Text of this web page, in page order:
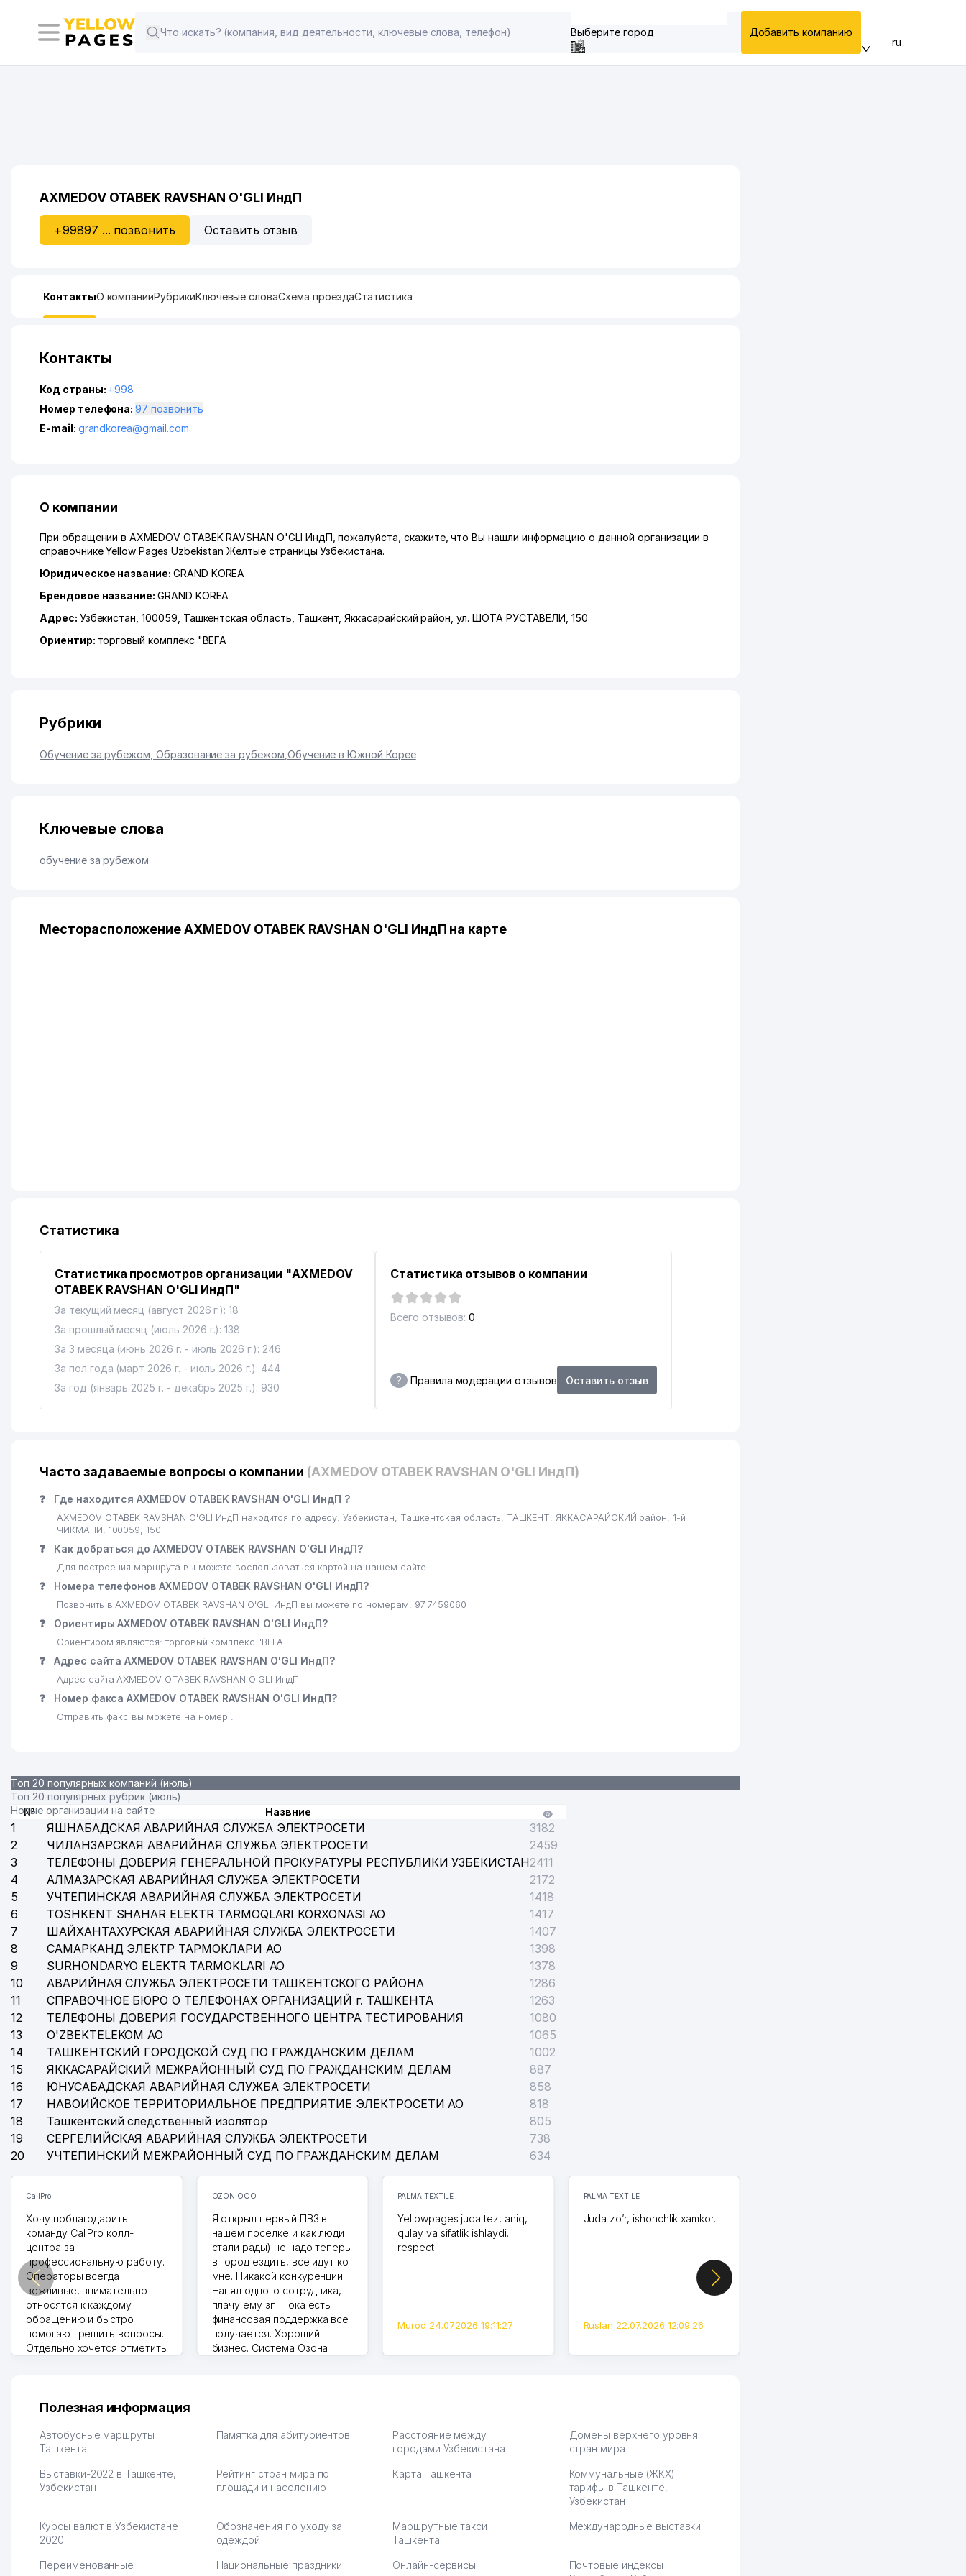
Выберите город Добавить компанию
ru
AXMEDOV OTABEK RAVSHAN O'GLI ИндП
+99897 ... позвонить Оставить отзыв
КонтактыО компанииРубрикиКлючевые словаСхема проездаСтатистика
Контакты
Код страны: +998
Номер телефона:
97 позвонить
E-mail: grandkorea@gmail.com
О компании
При обращении в AXMEDOV OTABEK RAVSHAN O'GLI ИндП, пожалуйста, скажите, что Вы нашли информацию о данной организации в
справочнике Yellow Pages Uzbekistan Желтые страницы Узбекистана.
Юридическое название: GRAND KOREA
Брендовое название: GRAND KOREA
Адрес: Узбекистан, 100059, Ташкентская область Ташкент ,Яккасарайский район ,ул. ШОТА РУСТАВЕЛИ , 150
Ориентир: торговый комплекс "ВЕГА
Рубрики
Обучение за рубежом, Образование за рубежом Обучение в Южной Корее
Ключевые слова
обучение за рубежом
Месторасположение AXMEDOV OTABEK RAVSHAN O'GLI ИндП на карте
Статистика
Статистика просмотров организации "AXMEDOV
OTABEK RAVSHAN O'GLI ИндП"
За текущий месяц (август 2026 г.): 18
За прошлый месяц (июль 2026 г.): 138
За 3 месяца (июнь 2026 г. - июль 2026 г.): 246
За пол года (март 2026 г. - июль 2026 г.): 444
За год (январь 2025 г. - декабрь 2025 г.): 930
Статистика отзывов о компании
Всего отзывов: 0
? Правила модерации отзывов Оставить отзыв
Часто задаваемые вопросы о компании (AXMEDOV OTABEK RAVSHAN O'GLI ИндП)
❓ Где находится AXMEDOV OTABEK RAVSHAN O'GLI ИндП ?
AXMEDOV OTABEK RAVSHAN O'GLI ИндП находится по адресу: Узбекистан, Ташкентская область, ТАШКЕНТ, ЯККАСАРАЙСКИЙ район, 1-й
ЧИКМАНИ, 100059, 150
❓ Как добраться до AXMEDOV OTABEK RAVSHAN O'GLI ИндП?
Для построения маршрута вы можете воспользоваться картой на нашем сайте
❓ Номера телефонов AXMEDOV OTABEK RAVSHAN O'GLI ИндП?
Позвонить в AXMEDOV OTABEK RAVSHAN O'GLI ИндП вы можете по номерам: 97 7459060
❓ Ориентиры AXMEDOV OTABEK RAVSHAN O'GLI ИндП?
Ориентиром являются: торговый комплекс "ВЕГА
❓ Адрес сайта AXMEDOV OTABEK RAVSHAN O'GLI ИндП?
Адрес сайта AXMEDOV OTABEK RAVSHAN O'GLI ИндП -
❓ Номер факса AXMEDOV OTABEK RAVSHAN O'GLI ИндП?
Отправить факс вы можете на номер .
Топ 20 популярных компаний (июль)
Топ 20 популярных рубрик (июль)
Новые организации на сайте
№ Назвние
1 ЯШНАБАДСКАЯ АВАРИЙНАЯ СЛУЖБА ЭЛЕКТРОСЕТИ
3182
2
ЧИЛАНЗАРСКАЯ АВАРИЙНАЯ СЛУЖБА ЭЛЕКТРОСЕТИ
2459
3
ТЕЛЕФОНЫ ДОВЕРИЯ ГЕНЕРАЛЬНОЙ ПРОКУРАТУРЫ РЕСПУБЛИКИ УЗБЕКИСТАН2411
4
АЛМАЗАРСКАЯ АВАРИЙНАЯ СЛУЖБА ЭЛЕКТРОСЕТИ
2172
5
УЧТЕПИНСКАЯ АВАРИЙНАЯ СЛУЖБА ЭЛЕКТРОСЕТИ
1418
6
TOSHKENT SHAHAR ELEKTR TARMOQLARI KORXONASI АО
1417
7
ШАЙХАНТАХУРСКАЯ АВАРИЙНАЯ СЛУЖБА ЭЛЕКТРОСЕТИ
1407
8
САМАРКАНД ЭЛЕКТР ТАРМОКЛАРИ АО
1398
9
SURHONDARYO ELEKTR TARMOKLARI АО
1378
10
АВАРИЙНАЯ СЛУЖБА ЭЛЕКТРОСЕТИ ТАШКЕНТСКОГО РАЙОНА
1286
11
СПРАВОЧНОЕ БЮРО О ТЕЛЕФОНАХ ОРГАНИЗАЦИЙ г. ТАШКЕНТА
1263
12
ТЕЛЕФОНЫ ДОВЕРИЯ ГОСУДАРСТВЕННОГО ЦЕНТРА ТЕСТИРОВАНИЯ
1080
13
O'ZBEKTELEKOM АО
1065
14
ТАШКЕНТСКИЙ ГОРОДСКОЙ СУД ПО ГРАЖДАНСКИМ ДЕЛАМ
1002
15
ЯККАСАРАЙСКИЙ МЕЖРАЙОННЫЙ СУД ПО ГРАЖДАНСКИМ ДЕЛАМ
887
16
ЮНУСАБАДСКАЯ АВАРИЙНАЯ СЛУЖБА ЭЛЕКТРОСЕТИ
858
17
НАВОИЙСКОЕ ТЕРРИТОРИАЛЬНОЕ ПРЕДПРИЯТИЕ ЭЛЕКТРОСЕТИ АО
818
18
Ташкентский следственный изолятор
805
19
СЕРГЕЛИЙСКАЯ АВАРИЙНАЯ СЛУЖБА ЭЛЕКТРОСЕТИ
738
20
УЧТЕПИНСКИЙ МЕЖРАЙОННЫЙ СУД ПО ГРАЖДАНСКИМ ДЕЛАМ 634
CallPro
Хочу поблагодарить
команду CallPro колл-
центра за
профессиональную работу.
Операторы всегда
вежливые, внимательно
относятся к каждому
обращению и быстро
помогают решить вопросы.
Отдельно хочется отметить
их работе значительно
обслуживания клиентов.
Рекомендую этот колл-
партнера для бизнеса.
Vip Brand 31.07.2026 11:43:39
OZON ООО
Я открыл первый ПВЗ в
нашем поселке и как люди
стали рады) не надо теперь
в город ездить, все идут ко
мне. Никакой конкуренции.
Нанял одного сотрудника,
плачу ему зп. Пока есть
финансовая поддержка все
получается. Хороший
бизнес. Система Озона
тут у нас уже есть ПВЗ.
Марат 27.07.2026 08:00:37
PALMA TEXTILE
Yellowpages juda tez, aniq,
qulay va sifatlik ishlaydi.
respect
Murod 24.07.2026 19:11:27
PALMA TEXTILE
Juda zo’r, ishonchlik xamkor.
Ruslan 22.07.2026 12:09:26
Полезная информация
Автобусные маршруты
Ташкента
Памятка для абитуриентов
Расстояние между
городами Узбекистана
Домены верхнего уровня
стран мира
Выставки-2022 в Ташкенте,
Узбекистан
Рейтинг стран мира по
площади и населению
Карта Ташкента
Коммунальные (ЖКХ)
тарифы в Ташкенте,
Узбекистан
Курсы валют в Узбекистане
2020
Обозначения по уходу за
одеждой
Маршрутные такси
Ташкента
Международные выставки
Переименованные
Национальные праздники Онлайн-сервисы
Почтовые индексы